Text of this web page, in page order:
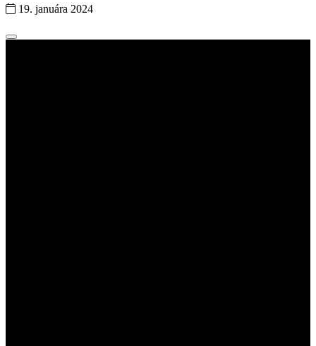
19. januára 2024